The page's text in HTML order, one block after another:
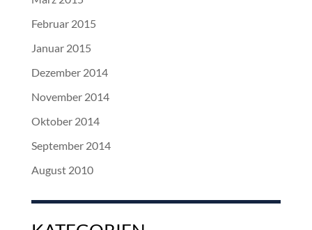
Februar 2015
Januar 2015
Dezember 2014
November 2014
Oktober 2014
September 2014
August 2010